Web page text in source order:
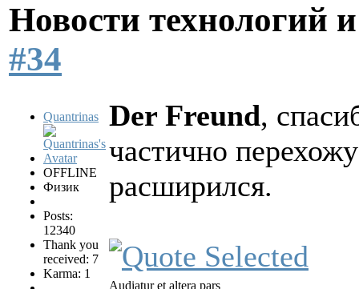
Новости технологий
#34
Quantrinas
OFFLINE
Физик
Posts:
12340
Thank you
received: 7
Karma: 1
Der Freund,
частично
расширился.
Audiatur et altera pars